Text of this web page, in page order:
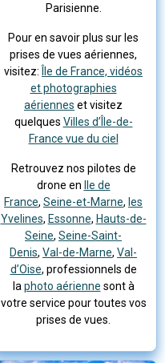
Parisienne.
Pour en savoir plus sur les
prises de vues aériennes,
visitez:
Île de France, vidéos
et photographies
aériennes et visitez
quelques Villes d’Île-de-
France vue du ciel
Retrouvez nos pilotes de
drone en
Ile de
France, Seine-et-Marne, les
Yvelines, Essonne, Hauts-de-
Seine, Seine-Saint-
Denis, Val-de-Marne, Val-
d’Oise, professionnels de
la photo aérienne sont à
votre service pour toutes vos
prises de vues.